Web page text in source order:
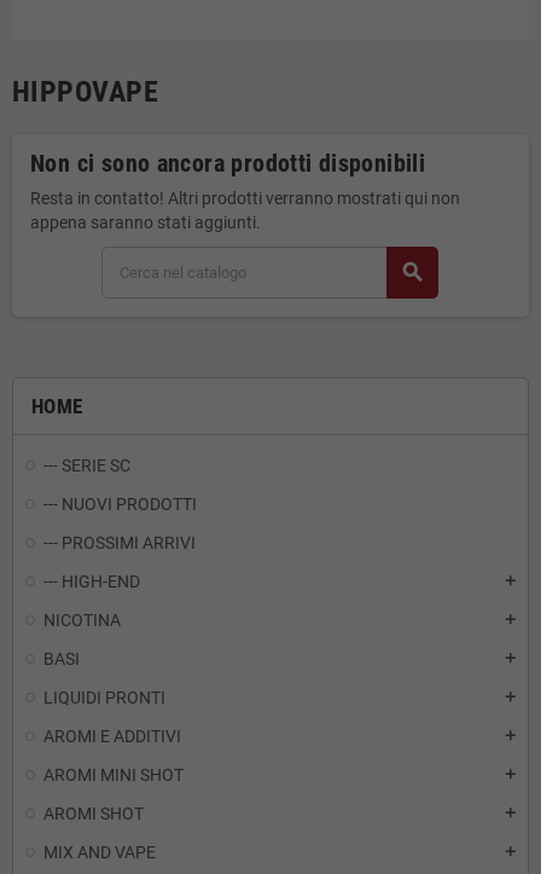
HOME
--- SERIE SC
--- NUOVI PRODOTTI
--- PROSSIMI ARRIVI
--- HIGH-END
add
NICOTINA add
BASI add
LIQUIDI PRONTI add
AROMI E ADDITIVI add
AROMI MINI SHOT add
AROMI SHOT add
MIX AND VAPE add
HIPPOVAPE
Non ci sono ancora prodotti disponibili
Resta in contatto! Altri prodotti verranno mostrati qui non
appena saranno stati aggiunti.
search